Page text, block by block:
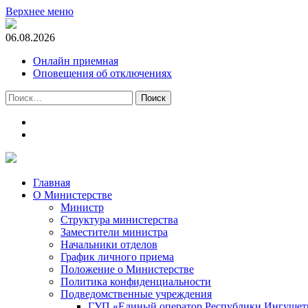
Верхнее меню
06.08.2026
Онлайн приемная
Оповещения об отключениях
Найти:
Главная
О Министерстве
Министр
Cтруктура министерства
Заместители министра
Начальники отделов
График личного приема
Положение о Министерстве
Политика конфиденциальности
Подведомственные учреждения